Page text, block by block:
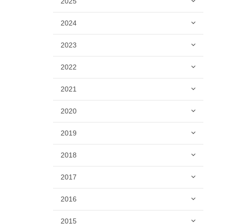
2024
2023
2022
2021
2020
2019
2018
2017
2016
2015